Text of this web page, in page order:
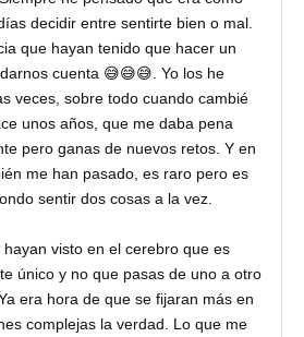
decidir entre sentirte bien o mal.
que hayan tenido que hacer un
cuenta 😅😅😅. Yo los he
veces, sobre todo cuando cambié
unos años, que me daba pena
pero ganas de nuevos retos. Y en
me han pasado, es raro pero es
sentir dos cosas a la vez.
hayan visto en el cerebro que es
único y no que pasas de uno a otro
era hora de que se fijaran más en
complejas la verdad. Lo que me